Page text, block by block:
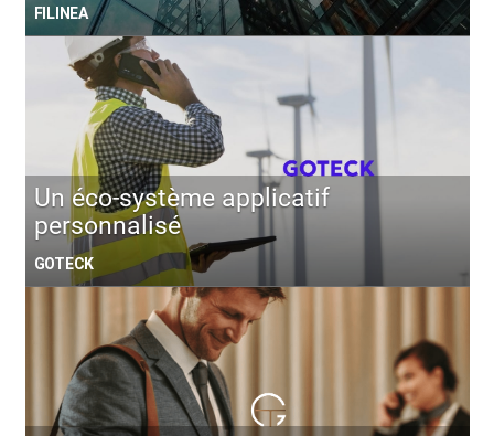
FILINEA
Un éco-système applicatif
personnalisé
GOTECK